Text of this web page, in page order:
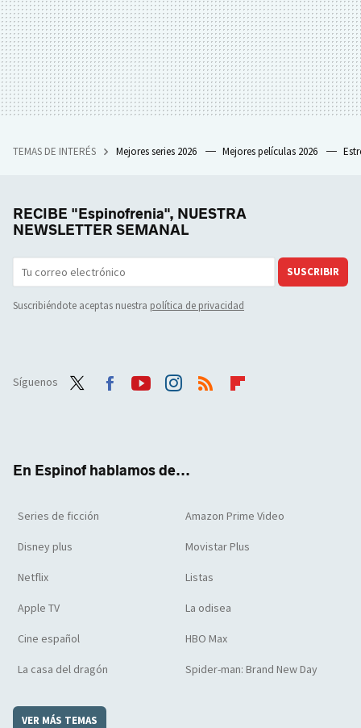
TEMAS DE INTERÉS Mejores series 2026 Mejores películas 2026
RECIBE "Espinofrenia", NUESTRA
NEWSLETTER SEMANAL
SUSCRIBIR
Suscribiéndote aceptas nuestra política de privacidad
Síguenos
En Espinof hablamos de...
Series de ficción Amazon Prime Video
Disney plus Movistar Plus
Netflix Listas
Apple TV La odisea
Cine español HBO Max
La casa del dragón Spider-man: Brand New Day
VER MÁS TEMAS